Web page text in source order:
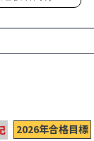
2026年合格目標